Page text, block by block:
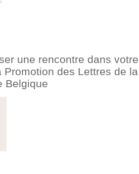
une rencontre dans
Promotion des Lettres de
Belgique